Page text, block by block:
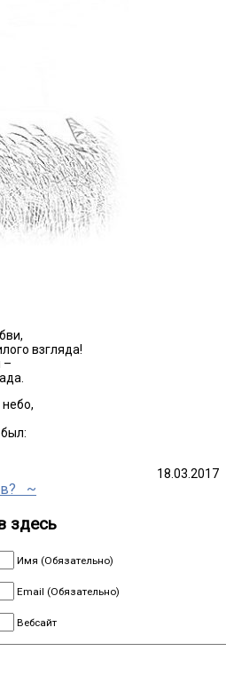
взгляда!
–
18.03.2017
~
здесь
Имя (Обязательно)
Email (Обязательно)
Вебсайт